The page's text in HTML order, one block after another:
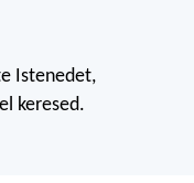
Istenedet,
keresed.